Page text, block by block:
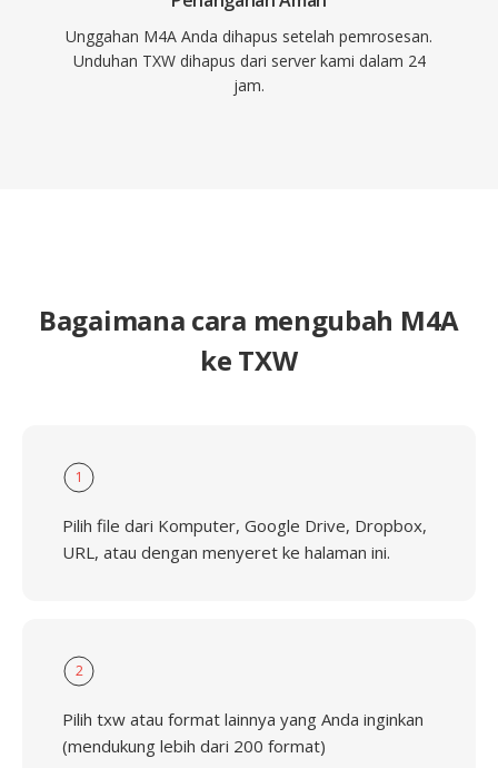
Unggahan M4A Anda dihapus setelah pemrosesan.
Unduhan TXW dihapus dari server kami dalam 24
jam.
Bagaimana cara mengubah M4A
ke TXW
1
Pilih file dari Komputer, Google Drive, Dropbox,
URL, atau dengan menyeret ke halaman ini.
2
Pilih txw atau format lainnya yang Anda inginkan
(mendukung lebih dari 200 format)